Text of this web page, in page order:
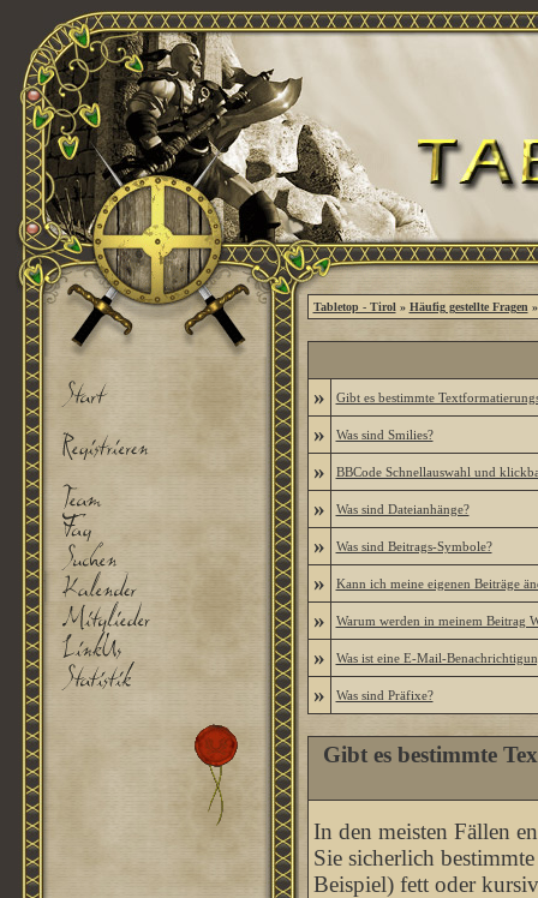
Tabletop - Tirol » Häufig gestellte Fragen
» Gibt es bestimmte
» Was sind Smilies?
» BBCode Schnellauswahl und
» Was sind Dateianhänge?
» Was sind Beitrags-Symbole?
» Kann ich meine eigenen Beiträge
» Warum werden in meinem Beitrag
» Was ist eine E-Mail-
» Was sind Präfixe?
Gibt es bestimmte
In den meisten Fällen
Sie sicherlich
Beispiel) fett oder